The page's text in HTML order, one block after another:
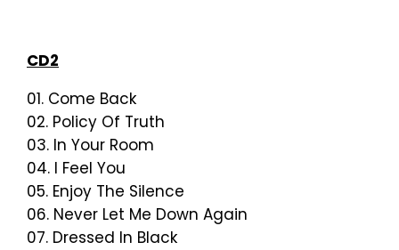
CD2
01. Come Back
02. Policy Of Truth
03. In Your Room
04. I Feel You
05. Enjoy The Silence
06. Never Let Me Down Again
07. Dressed In Black